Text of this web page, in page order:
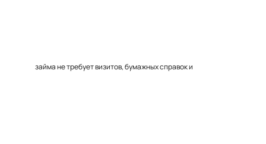
займа не требует визитов, бумажных справок и